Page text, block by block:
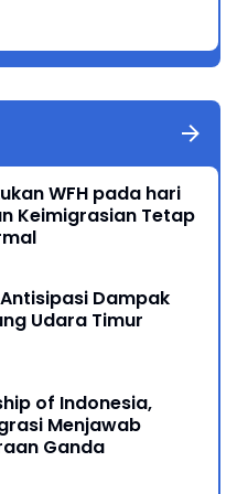
WFH pada hari
Keimigrasian Tetap
Dampak
Udara Timur
of Indonesia,
Menjawab
Ganda